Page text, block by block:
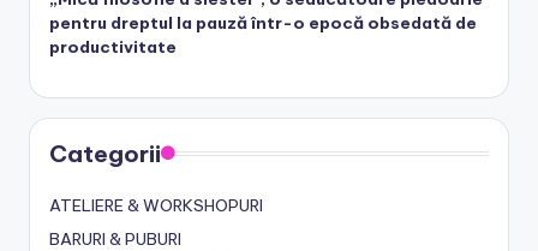
pentru dreptul la pauză într-o epocă obsedată de
productivitate
Categorii
ATELIERE & WORKSHOPURI
BARURI & PUBURI